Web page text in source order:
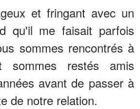
et fringant avec un
qu'il me faisait parfois
sommes rencontrés à
sommes restés amis
avant de passer à
de notre relation.